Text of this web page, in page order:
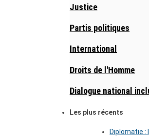
Justice
Partis politiques
International
Droits de l'Homme
Dialogue national
Les plus récents
Diplomatie